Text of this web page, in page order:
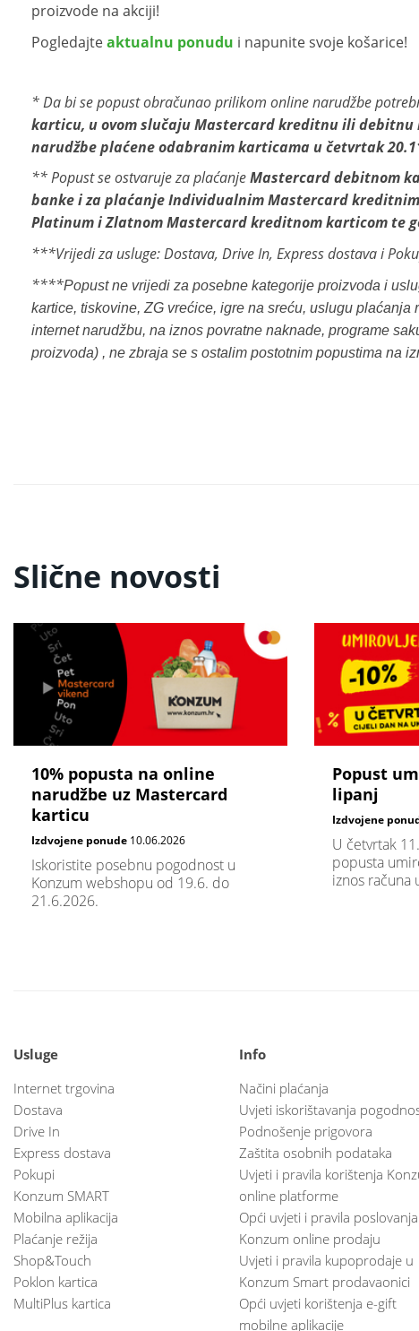
proizvode na akciji!
Pogledajteaktualnu ponudu i napunite svoje košarice!
* Da bi se popust obračunao prilikom online narudžbe
karticu, u ovom slučaju Mastercard kreditnu ili
narudžbe plaćene odabranim karticama u četvrtak
**Popust se ostvaruje za plaćanjeMastercard debitnom
banke i za plaćanje Individualnim Mastercard
Platinum i Zlatnom Mastercard kreditnom karticom te
***Vrijedi za usluge: Dostava, Drive In, Express dostava i
****Popust ne vrijedi za posebne kategorije proizvoda i
kartice, tiskovine, ZG vrećice, igre na sreću, uslugu
internet narudžbu, na iznos povratne naknade, programe
proizvoda) , ne zbraja se s ostalim postotnim popustima na
Slične novosti
10% popusta na online
narudžbe uz Mastercard
karticu
Izdvojene ponude 10.06.2026
Iskoristite posebnu pogodnost u
Konzum webshopu od 19.6. do
21.6.2026.
Popust
lipanj
Izdvojene
U četvrtak
popusta
iznos računa
Usluge
Internet trgovina
Dostava
Drive In
Express dostava
Pokupi
Konzum SMART
Mobilna aplikacija
Plaćanje režija
Shop&Touch
Poklon kartica
MultiPlus kartica
Info
Načini plaćanja
Uvjeti iskorištavanja
Podnošenje prigovora
Zaštita osobnih podataka
Uvjeti i pravila korištenja
online platforme
Opći uvjeti i pravila
Konzum online prodaju
Uvjeti i pravila kupoprodaje u
Konzum Smart prodavaonici
Opći uvjeti korištenja e-gift
mobilne aplikacije